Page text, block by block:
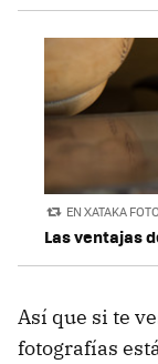
EN XATAKA FOTO
Las ventajas
Así que si te
fotografías